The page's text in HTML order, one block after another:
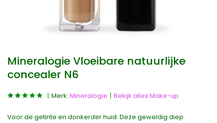
Mineralogie Vloeibare natuurlijke
concealer N6
Merk: Mineralogie Bekijk alles Make-up
Voor de getinte en donkerder huid. Deze geweldig diep